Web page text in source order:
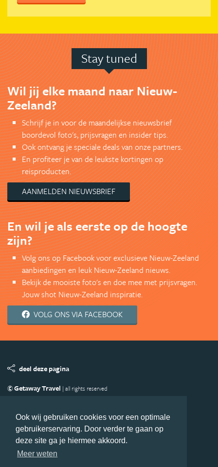
Ook wij gebruiken cookies voor een optimale
gebruikerservaring. Door verder te gaan op
deze site ga je hiermee akkoord.
Meer weten
Stay tuned
Wil jij elke maand naar Nieuw-
Zeeland?
Schrijf je in voor de maandelijkse nieuwsbrief
boordevol foto's, prijsvragen en insider tips.
Ook ontvang je speciale deals van onze partners.
En profiteer je van de leukste kortingen op
reisproducten.
AANMELDEN NIEUWSBRIEF
En wil je als eerste op de hoogte
zijn?
Volg ons op Facebook voor exclusieve Nieuw-Zeeland
aanbiedingen en leuk Nieuw-Zeeland nieuws.
Bekijk de mooiste foto's en doe mee met prijsvragen.
Jouw shot Nieuw-Zeeland inspiratie.
VOLG ONS VIA FACEBOOK
deel deze pagina
© Getaway Travel | all rights reserved
Copyright
Privacy statement Disclaimer
Cookies
Volg Nieuw-Zeeland.nl
Nieuwsbrief
Facebook